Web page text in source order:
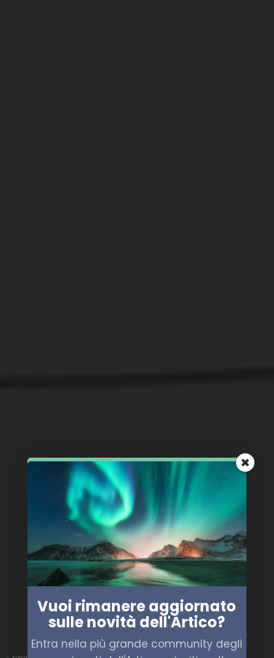
Vuoi rimanere aggiornato
sulle novità dell'Artico?
Entra nella più grande community degli